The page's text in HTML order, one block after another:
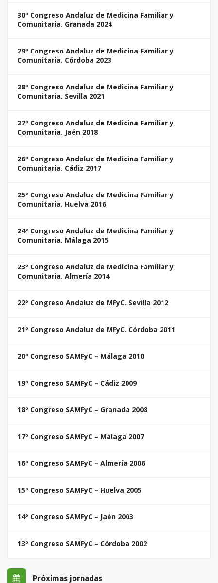
30º Congreso Andaluz de Medicina Familiar y
Comunitaria. Granada 2024
29º Congreso Andaluz de Medicina Familiar y
Comunitaria. Córdoba 2023
28º Congreso Andaluz de Medicina Familiar y
Comunitaria. Sevilla 2021
27º Congreso Andaluz de Medicina Familiar y
Comunitaria. Jaén 2018
26º Congreso Andaluz de Medicina Familiar y
Comunitaria. Cádiz 2017
25º Congreso Andaluz de Medicina Familiar y
Comunitaria. Huelva 2016
24º Congreso Andaluz de Medicina Familiar y
Comunitaria. Málaga 2015
23º Congreso Andaluz de Medicina Familiar y
Comunitaria. Almería 2014
22º Congreso Andaluz de MFyC. Sevilla 2012
21º Congreso Andaluz de MFyC. Córdoba 2011
20º Congreso SAMFyC – Málaga 2010
19º Congreso SAMFyC – Cádiz 2009
18º Congreso SAMFyC – Granada 2008
17º Congreso SAMFyC – Málaga 2007
16º Congreso SAMFyC – Almería 2006
15º Congreso SAMFyC – Huelva 2005
14º Congreso SAMFyC – Jaén 2003
13º Congreso SAMFyC – Córdoba 2002
Próximas jornadas